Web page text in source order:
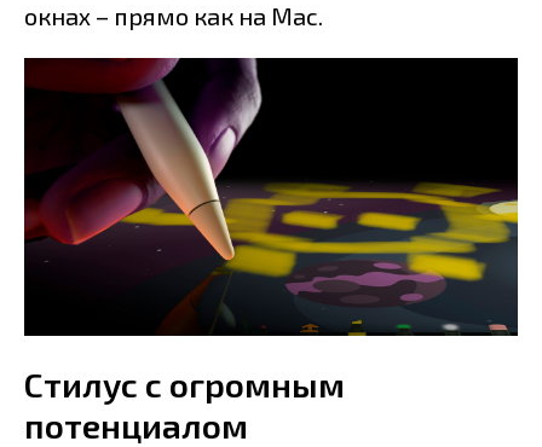
окнах – прямо как на Mac.
Стилус с огромным
потенциалом